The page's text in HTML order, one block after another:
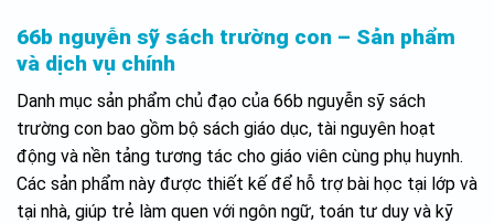
66b nguyễn sỹ sách trường con – Sản phẩm
và dịch vụ chính
Danh mục sản phẩm chủ đạo của 66b nguyễn sỹ sách
trường con bao gồm bộ sách giáo dục, tài nguyên hoạt
động và nền tảng tương tác cho giáo viên cùng phụ huynh.
Các sản phẩm này được thiết kế để hỗ trợ bài học tại lớp và
tại nhà, giúp trẻ làm quen với ngôn ngữ, toán tư duy và kỹ